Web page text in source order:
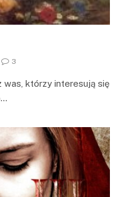
3
was, którzy interesują się